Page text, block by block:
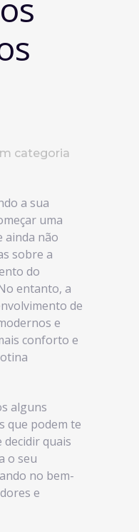
categoria
a sua
uma
ainda não
sobre a
do
entanto, a
de
e
conforto e
alguns
que podem te
quais
o seu
no bem-
e